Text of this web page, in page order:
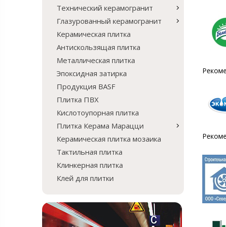
Технический керамогранит
Глазурованный керамогранит
Керамическая плитка
Антискользящая плитка
Металлическая плитка
Эпоксидная затирка
Продукция BASF
Плитка ПВХ
Кислотоупорная плитка
Плитка Керама Марацци
Керамическая плитка мозаика
Тактильная плитка
Клинкерная плитка
Клей для плитки